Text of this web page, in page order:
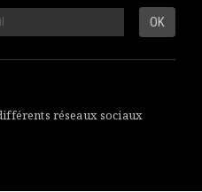
réseaux sociaux